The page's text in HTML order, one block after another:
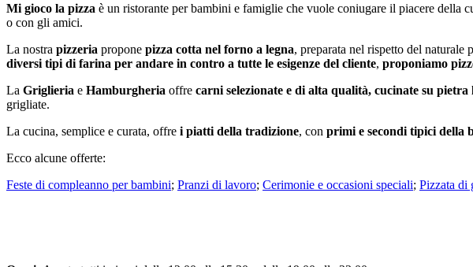
Mi gioco la pizza è un ristorante per bambini e famiglie che vuole coniugare il piacere
o con gli amici.
La nostra pizzeria propone pizza cotta nel forno a legna, preparata nel rispetto del naturale
diversi tipi di farina per andare in contro a tutte le esigenze del cliente, proponiamo
La Griglieria e Hamburgheria offre carni selezionate e di alta qualità, cucinate su pietra
grigliate.
La cucina, semplice e curata, offre i piatti della tradizione, con primi e secondi tipici della
Ecco alcune offerte:
Feste di compleanno per bambini; Pranzi di lavoro; Cerimonie e occasioni speciali; Pizzata di